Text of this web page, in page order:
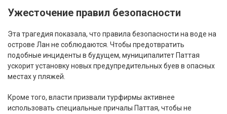
Ужесточение правил безопасности
Эта трагедия показала, что правила безопасности на воде на
острове Лан не соблюдаются. Чтобы предотвратить
подобные инциденты в будущем, муниципалитет Паттая
ускорит установку новых предупредительных буев в опасных
местах у пляжей.
Кроме того, власти призвали турфирмы активнее
использовать специальные причалы Паттая, чтобы не